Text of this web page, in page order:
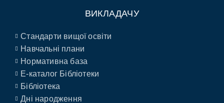
ВИКЛАДАЧУ
Стандарти вищої освіти
Навчальні плани
Нормативна база
E-каталог Бібліотеки
Бібліотека
Дні народження